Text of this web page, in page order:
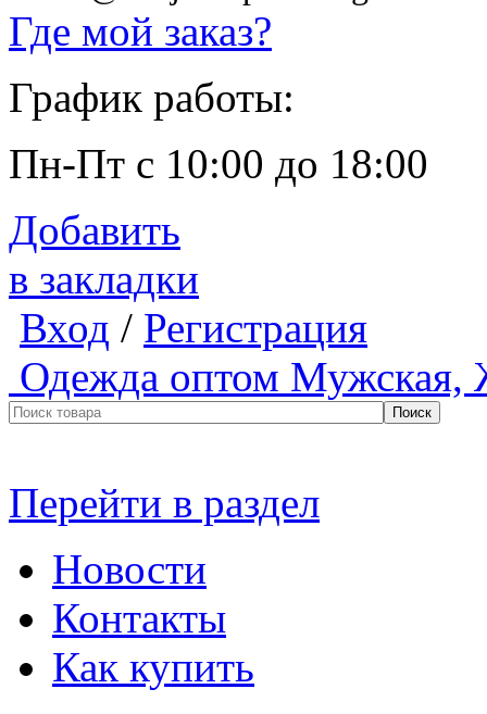
Где мой заказ?
График работы:
Пн-Пт с 10:00 до 18:00
Добавить
в закладки
Вход / Регистрация
Одежда оптом Мужская,
Перейти в раздел
Новости
Контакты
Как купить